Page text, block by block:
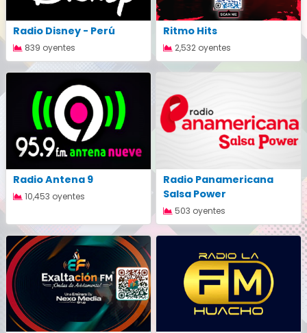
Radio Disney - Perú
839 oyentes
Ritmo Hits
2,532 oyentes
Radio Antena 9
10,453 oyentes
Radio Panamericana
Salsa Power
503 oyentes